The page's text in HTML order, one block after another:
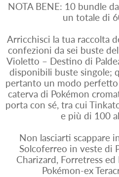
NOTA BENE: 10 bundle
un totale di
Arricchisci la tua raccolta
confezioni da sei buste
Violetto – Destino di
disponibili buste singole;
pertanto un modo
caterva di Pokémon
porta con sé, tra cui
e più di 100
Non lasciarti scappare
Solcoferreo in veste di
Charizard, Forretress
Pokémon-ex